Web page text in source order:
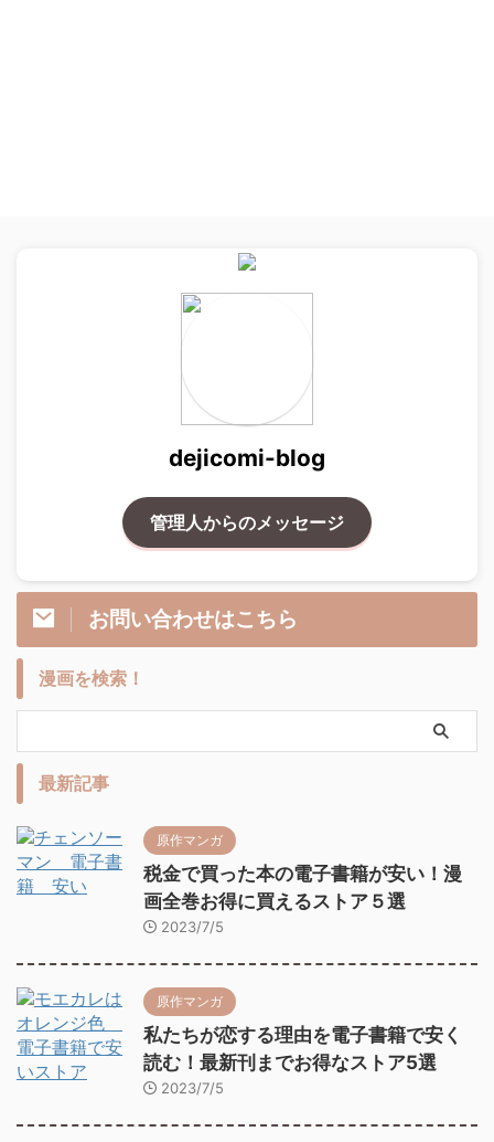
dejicomi-blog
管理人からのメッセージ
お問い合わせはこちら
漫画を検索！
最新記事
原作マンガ
税金で買った本の電子書籍が安い！漫
画全巻お得に買えるストア５選
2023/7/5
原作マンガ
私たちが恋する理由を電子書籍で安く
読む！最新刊までお得なストア5選
2023/7/5